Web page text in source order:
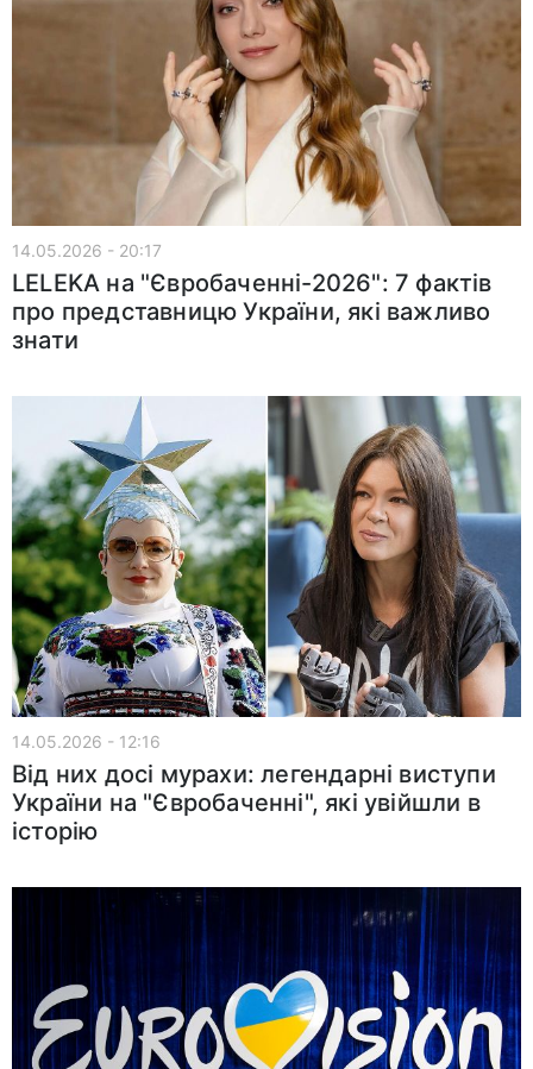
14.05.2026 - 20:17
LELEKA на "Євробаченні-2026": 7 фактів
про представницю України, які важливо
знати
14.05.2026 - 12:16
Від них досі мурахи: легендарні виступи
України на "Євробаченні", які увійшли в
історію